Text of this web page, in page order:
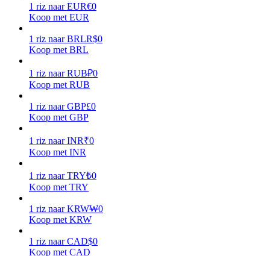
Verdienen
Verdien dagelijks competitieve beloningen
1 riz naar EUR€0
Koop met EUR
1 riz naar BRLR$0
Koop met BRL
1 riz naar RUB₽0
Koop met RUB
1 riz naar GBP£0
Koop met GBP
1 riz naar INR₹0
Koop met INR
1 riz naar TRY₺0
Koop met TRY
1 riz naar KRW₩0
Koop met KRW
1 riz naar CAD$0
Koop met CAD